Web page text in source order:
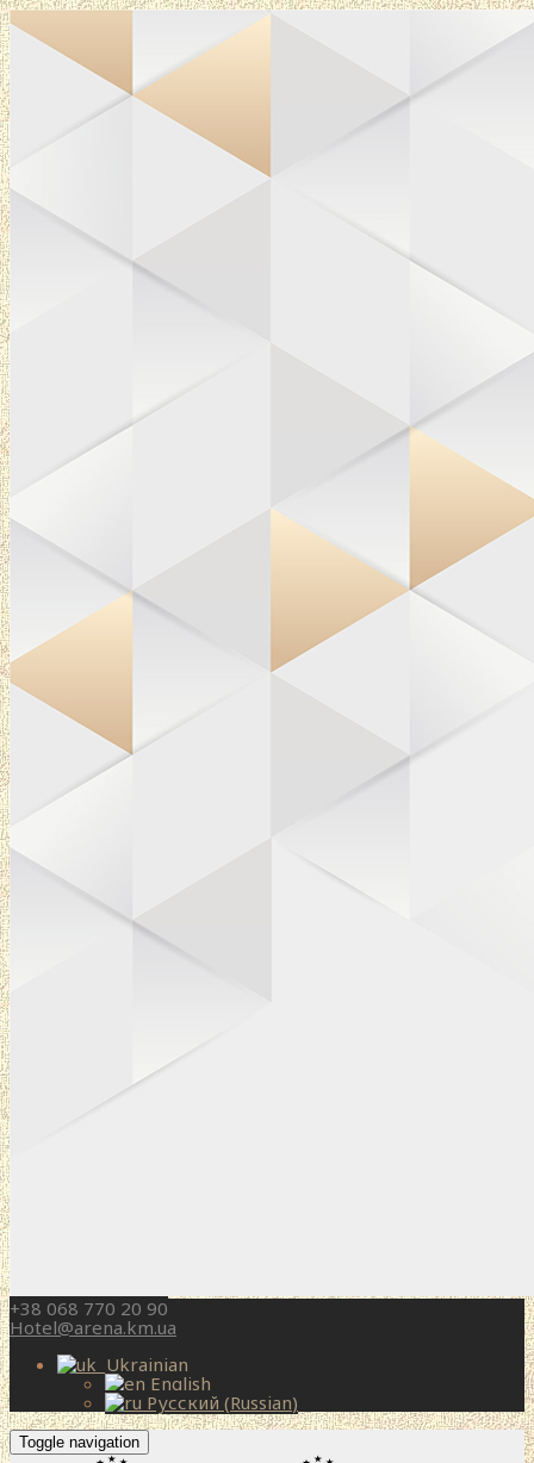
+38 068 770 20 90
Hotel@arena.km.ua
Ukrainian
English
Русский (Russian)
Toggle navigation